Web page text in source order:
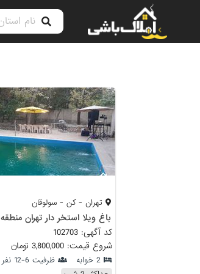
تهران - کن - سولوقان
باغ ویلا استخر دار تهران منطقه 5 کن
کد آگهی: 102703
شروع قیمت: 3,800,000 تومان
2 خوابه
ظرفیت 6-12 نفر